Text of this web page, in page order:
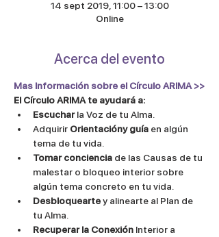
14 sept 2019, 11:00 – 13:00
Online
Acerca del evento
Mas Información sobre el Círculo ARIMA >>
El Círculo ARIMA te ayudará a:
Escuchar la Voz de tu Alma.
Adquirir Orientacióny guía en algún
tema de tu vida.
Tomar conciencia de las Causas de tu
malestar o bloqueo interior sobre
algún tema concreto en tu vida.
Desbloquearte y alinearte al Plan de
tu Alma.
Recuperar la Conexión Interior a